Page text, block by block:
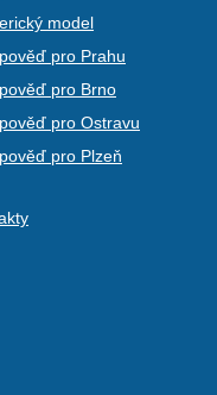
model
pro Prahu
pro Brno
pro Ostravu
pro Plzeň